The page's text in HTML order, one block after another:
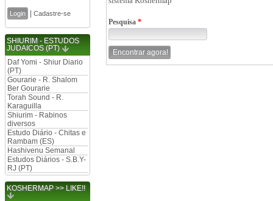
| Cadastre-se
SHIURIM - ESTUDOS
JUDAICOS (PT)
Daf Yomi - Shiur Diario
(PT)
Gourarie - R. Shalom
Ber Gourarie
Torah Sound - R.
Karaguilla
Shiurim - Rabinos
diversos
Estudo Diário - Chitas e
Rambam (ES)
Hashivenu Semanal
Estudos Diários - S.B.Y-
RJ (PT)
KOSHERMAP >> LIKE!!
Pesquisa *